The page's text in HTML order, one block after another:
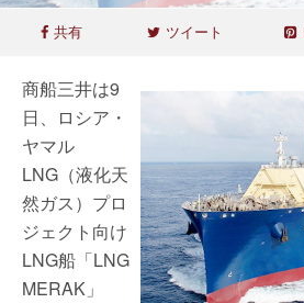
共有 ツイート
商船三井は9
日、ロシア・
ヤマル
LNG（液化天
然ガス）プロ
ジェクト向け
LNG船「LNG
MERAK」